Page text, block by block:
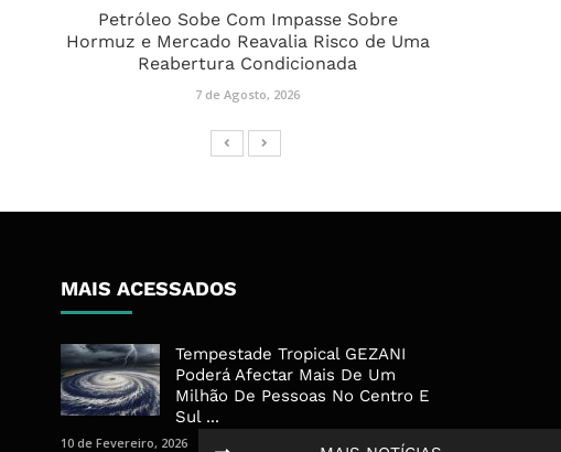
Petróleo Sobe Com Impasse Sobre
Hormuz e Mercado Reavalia Risco de Uma
Reabertura Condicionada
7 de Agosto, 2026
MAIS ACESSADOS
Tempestade Tropical GEZANI
Poderá Afectar Mais De Um
Milhão De Pessoas No Centro E
Sul ...
10 de Fevereiro, 2026